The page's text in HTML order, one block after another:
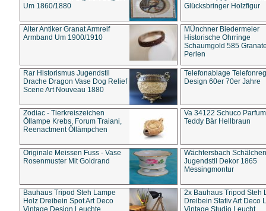
Um 1860/1880
Glücksbringer Holzfigur
Alter Antiker Granat Armreif
Armband Um 1900/1910
MÜnchner Biedermeier
Historische Ohrringe
Schaumgold 585
Perlen
Rar Historismus Jugendstil
Drache Dragon Vase Dog Relief
Scene Art Nouveau 1880
Telefonablage
Design 60er 70er Jahre
Zodiac - Tierkreiszeichen
Öllampe Krebs, Forum Traiani,
Reenactment Öllämpchen
Va 34122 Schuco
Teddy Bär Hellbraun
Originale Meissen Fuss - Vase
Rosenmuster Mit Goldrand
Wächtersbach Schälchen
Jugendstil Dekor 1865
Messingmontur
Bauhaus Tripod Steh Lampe
Holz Dreibein Spot Art Deco
Vintage Design Leuchte
2x Bauhaus Tripod Steh
Dreibein Stativ Art Deco
Vintage Studio Leucht